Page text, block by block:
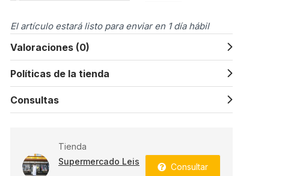
El artículo estará listo para enviar en 1 día hábil
Valoraciones (0)
Políticas de la tienda
Consultas
Tienda
Supermercado Leis
Consultar